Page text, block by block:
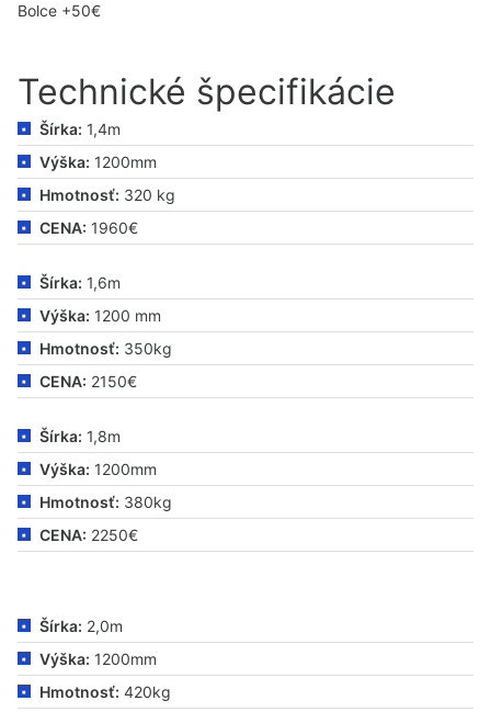
Bolce +50€
Technické špecifikácie
Šírka: 1,4m
Výška: 1200mm
Hmotnosť: 320 kg
CENA: 1960€
Šírka: 1,6m
Výška: 1200 mm
Hmotnosť: 350kg
CENA: 2150€
Šírka: 1,8m
Výška: 1200mm
Hmotnosť: 380kg
CENA: 2250€
Šírka: 2,0m
Výška: 1200mm
Hmotnosť: 420kg